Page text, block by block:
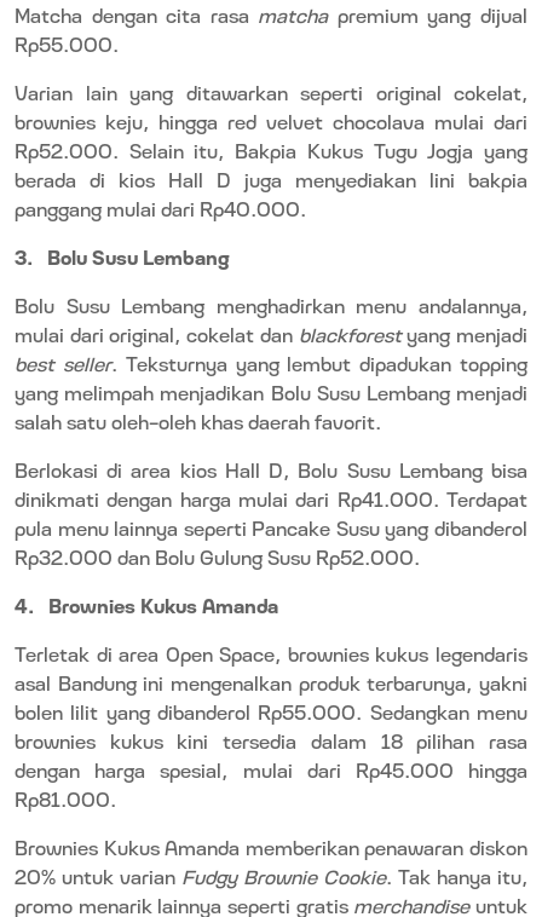
Matcha dengan cita rasa matchapremium yang dijual
Rp55.000.
Varian lain yang ditawarkan seperti original cokelat,
brownies keju, hingga red velvet chocolava mulai dari
Rp52.000. Selain itu, Bakpia Kukus Tugu Jogja yang
berada di kios Hall D juga menyediakan lini bakpia
panggang mulai dari Rp40.000.
3.
Bolu Susu Lembang
Bolu Susu Lembang menghadirkan menu andalannya,
mulai dari original, cokelat dan blackforestyang menjadi
best seller. Teksturnya yang lembut dipadukan topping
yang melimpah menjadikan Bolu Susu Lembang menjadi
salah satu oleh-oleh khas daerah favorit.
Berlokasi di area kios Hall D, Bolu Susu Lembang bisa
dinikmati dengan harga mulai dari Rp41.000. Terdapat
pula menu lainnya seperti Pancake Susu yang dibanderol
Rp32.000 dan Bolu Gulung Susu Rp52.000.
4.
Brownies Kukus Amanda
Terletak di area Open Space, brownies kukus legendaris
asal Bandung ini mengenalkan produk terbarunya, yakni
bolen lilit yang dibanderol Rp55.000. Sedangkan menu
brownies kukus kini tersedia dalam 18 pilihan rasa
dengan harga spesial, mulai dari Rp45.000 hingga
Rp81.000.
Brownies Kukus Amanda memberikan penawaran diskon
20% untuk varian Fudgy Brownie Cookie. Tak hanya itu,
promo menarik lainnya seperti gratis merchandiseuntuk